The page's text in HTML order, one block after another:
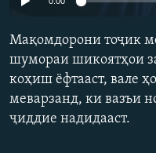
ПАЙГИРӢ КУНЕД
Мақомдорони тоҷик
шумораи шикоятҳои
коҳиш ёфтааст, вале
меварзанд, ки вазъи
ҷиддие надидааст.